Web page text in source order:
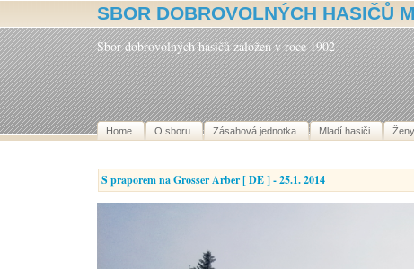
SBOR DOBROVOLNÝCH HASIČŮ
Sbor dobrovolných hasičů založen v roce 1902
Home O sboru Zásahová jednotka Mladí hasiči Ženy
S praporem na Grosser Arber [ DE ] - 25.1. 2014